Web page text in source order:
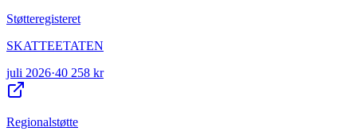
Støtteregisteret
SKATTEETATEN
juli 2026·40 258 kr
Regionalstøtte